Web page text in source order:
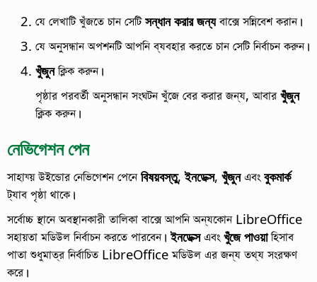
যে লেখাটি খুঁজতে চান সেটিসন্ধান করার জন্যবাক্সে সন্নিবেশ করান।
যে অনুসন্ধান অপশনটি আপনি ব্যবহার করতে চান সেটি নির্বাচন করুন।
খুঁজুনক্লিক করুন।
পৃষ্ঠার পরবর্তী অনুসন্ধান সংঘটন খুঁজে বের করার জন্য, আবারখুঁজুন
ক্লিক করুন।
নেভিগেশন পেন
সাহায্য় উইন্ডোর নেভিগেশন পেনেবিষয়বস্তু,ইনডেক্স, খুঁজুনএবংবুকমার্ক
ট্যাব পৃষ্ঠা থাকে।
সর্বোচ্চ স্থানে অবস্থানকারী তালিকা বাক্সে আপনি অন্যকোন LibreOffice
সহায়তা মডিউলনির্বাচন করতে পারবেন।ইনডেক্সএবংখুঁজে পাওয়াহিসাব
পাতা শুধুমাত্র নির্বাচিত LibreOfficeমডিউল এর জন্য তথ্য সংরক্ষণ
করে।